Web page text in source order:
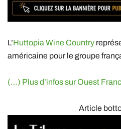
L’Huttopia Wine Country
américaine pour le groupe
(…) Plus d’infos sur Ouest
Article